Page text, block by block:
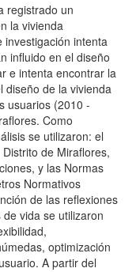
registrado un
la vivienda
investigación intenta
influido en el diseño
e intenta encontrar la
diseño de la vivienda
usuarios (2010 -
Como
se utilizaron: el
de Miraflores,
y las Normas
Normativos
de las reflexiones
vida se utilizaron
optimización
A partir del